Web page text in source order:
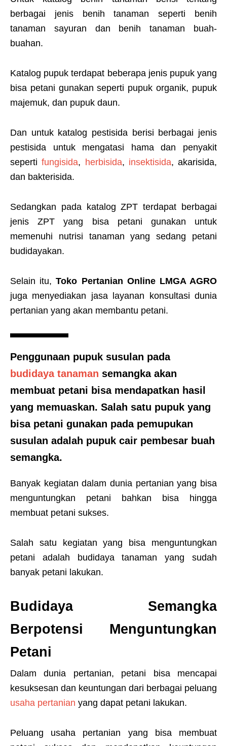
berbagai jenis benih tanaman seperti benih
tanaman sayuran dan benih tanaman buah-
buahan.
Katalog pupuk terdapat beberapa jenis pupuk yang
bisa petani gunakan seperti pupuk organik, pupuk
majemuk, dan pupuk daun.
Dan untuk katalog pestisida berisi berbagai jenis
pestisida untuk mengatasi hama dan penyakit
sepertifungisida, herbisida, insektisida, akarisida,
dan bakterisida.
Sedangkan pada katalog ZPT terdapat berbagai
jenis ZPT yang bisa petani gunakan untuk
memenuhi nutrisi tanaman yang sedang petani
budidayakan.
Selain itu,Toko Pertanian Online LMGA AGRO
juga menyediakan jasa layanan konsultasi dunia
pertanian yang akan membantu petani.
Penggunaan pupuk susulan pada
budidaya tanaman semangka akan
membuat petani bisa mendapatkan hasil
yang memuaskan. Salah satu pupuk yang
bisa petani gunakan pada pemupukan
susulan adalah pupuk cair pembesar buah
semangka.
Banyak kegiatan dalam dunia pertanian yang bisa
menguntungkan petani bahkan bisa hingga
membuat petani sukses.
Salah satu kegiatan yang bisa menguntungkan
petani adalah budidaya tanaman yang sudah
banyak petani lakukan.
Budidaya Semangka
Berpotensi Menguntungkan
Petani
Dalam dunia pertanian, petani bisa mencapai
kesuksesan dan keuntungan dari berbagai peluang
usaha pertanian yang dapat petani lakukan.
Peluang usaha pertanian yang bisa membuat